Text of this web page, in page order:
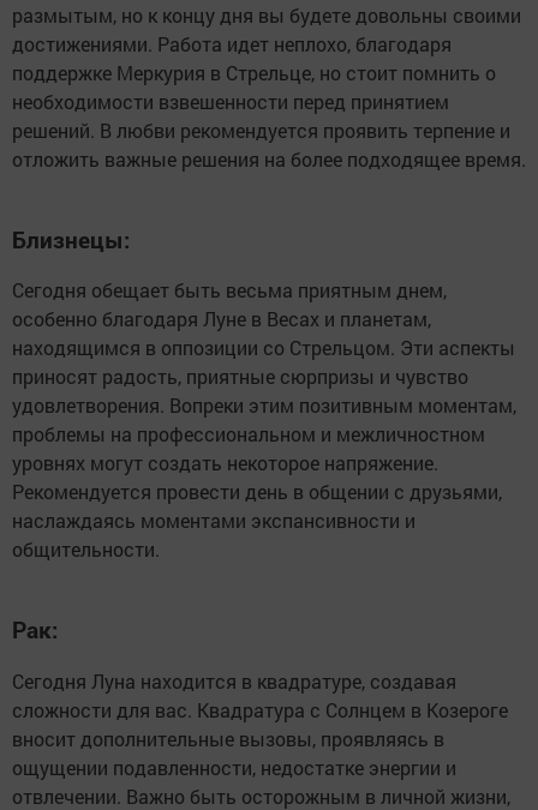
размытым, но к концу дня вы будете довольны своими
достижениями. Работа идет неплохо, благодаря
поддержке Меркурия в Стрельце, но стоит помнить о
необходимости взвешенности перед принятием
решений. В любви рекомендуется проявить терпение и
отложить важные решения на более подходящее время.
Близнецы:
Сегодня обещает быть весьма приятным днем,
особенно благодаря Луне в Весах и планетам,
находящимся в оппозиции со Стрельцом. Эти аспекты
приносят радость, приятные сюрпризы и чувство
удовлетворения. Вопреки этим позитивным моментам,
проблемы на профессиональном и межличностном
уровнях могут создать некоторое напряжение.
Рекомендуется провести день в общении с друзьями,
наслаждаясь моментами экспансивности и
общительности.
Рак:
Сегодня Луна находится в квадратуре, создавая
сложности для вас. Квадратура с Солнцем в Козероге
вносит дополнительные вызовы, проявляясь в
ощущении подавленности, недостатке энергии и
отвлечении. Важно быть осторожным в личной жизни,